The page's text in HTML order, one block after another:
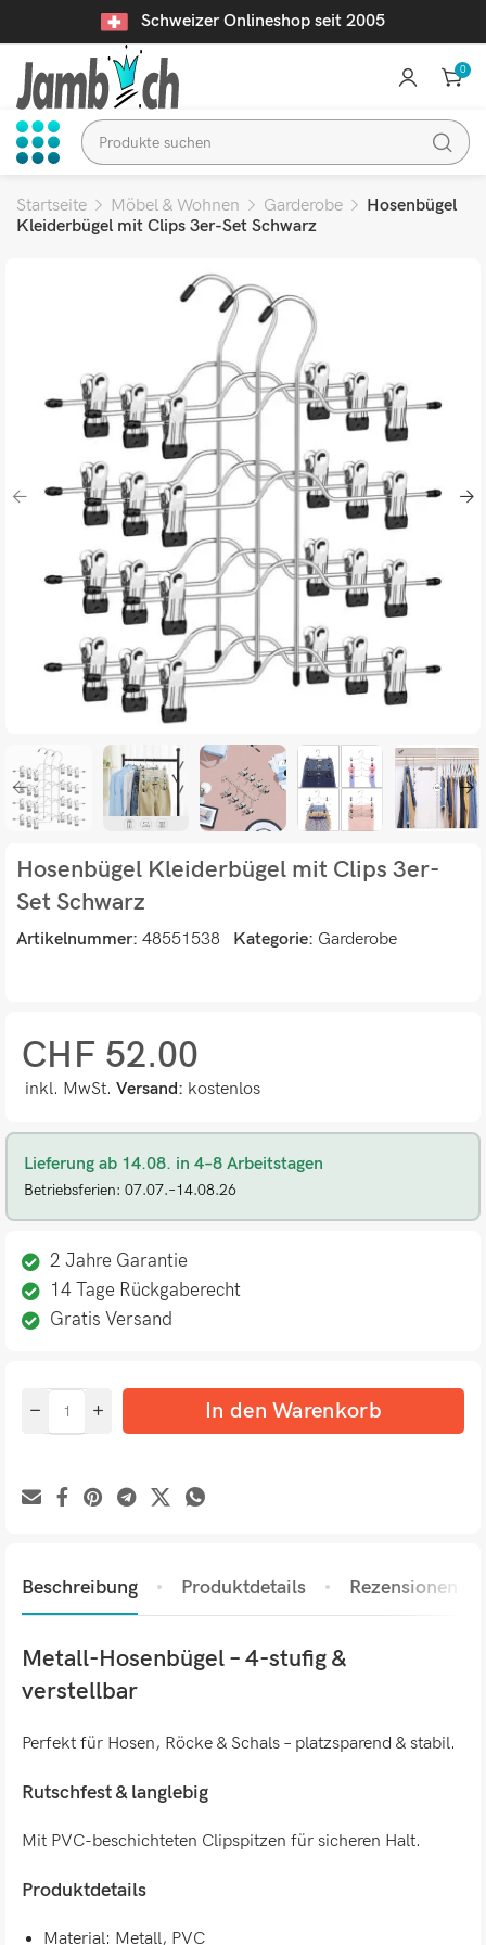
Schweizer Onlineshop seit 2005
0
Startseite Möbel & Wohnen Garderobe
Hosenbügel
Kleiderbügel mit Clips 3er-Set Schwarz
Hosenbügel Kleiderbügel mit Clips 3er-
Set Schwarz
Artikelnummer: 48551538 Kategorie: Garderobe
CHF 52.00
inkl. MwSt. Versand: kostenlos
Lieferung ab 14.08. in 4–8 Arbeitstagen
Betriebsferien: 07.07.–14.08.26
2 Jahre Garantie
14 Tage Rückgaberecht
Gratis Versand
In den Warenkorb
Beschreibung Produktdetails Rezensionen (0)
Metall-Hosenbügel – 4-stufig &
verstellbar
Perfekt für Hosen, Röcke & Schals – platzsparend & stabil.
Rutschfest & langlebig
Mit PVC-beschichteten Clipspitzen für sicheren Halt.
Produktdetails
Material: Metall, PVC